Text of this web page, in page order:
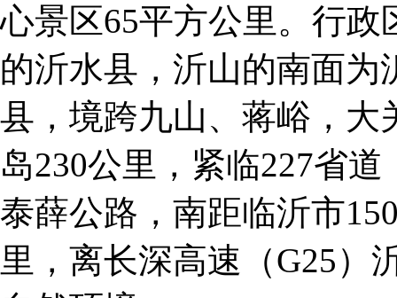
心景区65平方公里。行
的沂水县，沂山的南面
县，境跨九山、蒋峪，大
岛230公里，紧临227省
泰薛公路，南距临沂市
里，离长深高速（G25）